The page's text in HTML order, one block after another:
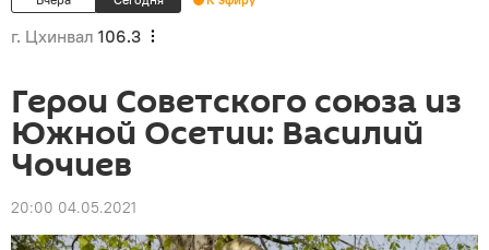
г. Цхинвал 106.3
Герои Советского союза из
Южной Осетии: Василий
Чочиев
20:00 04.05.2021